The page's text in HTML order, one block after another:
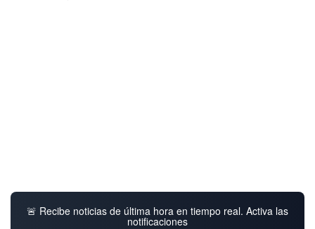
🚨 Recibe noticias de última hora en tiempo real. Activa las
notificaciones